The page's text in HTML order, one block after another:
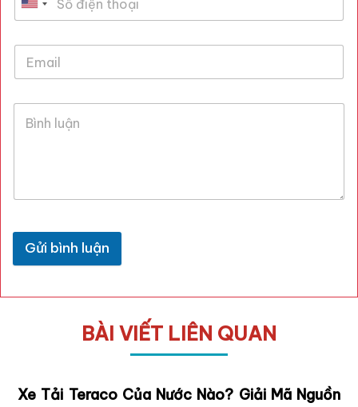
Gửi bình luận
BÀI VIẾT LIÊN QUAN
Xe Tải Teraco Của Nước Nào? Giải Mã Nguồn